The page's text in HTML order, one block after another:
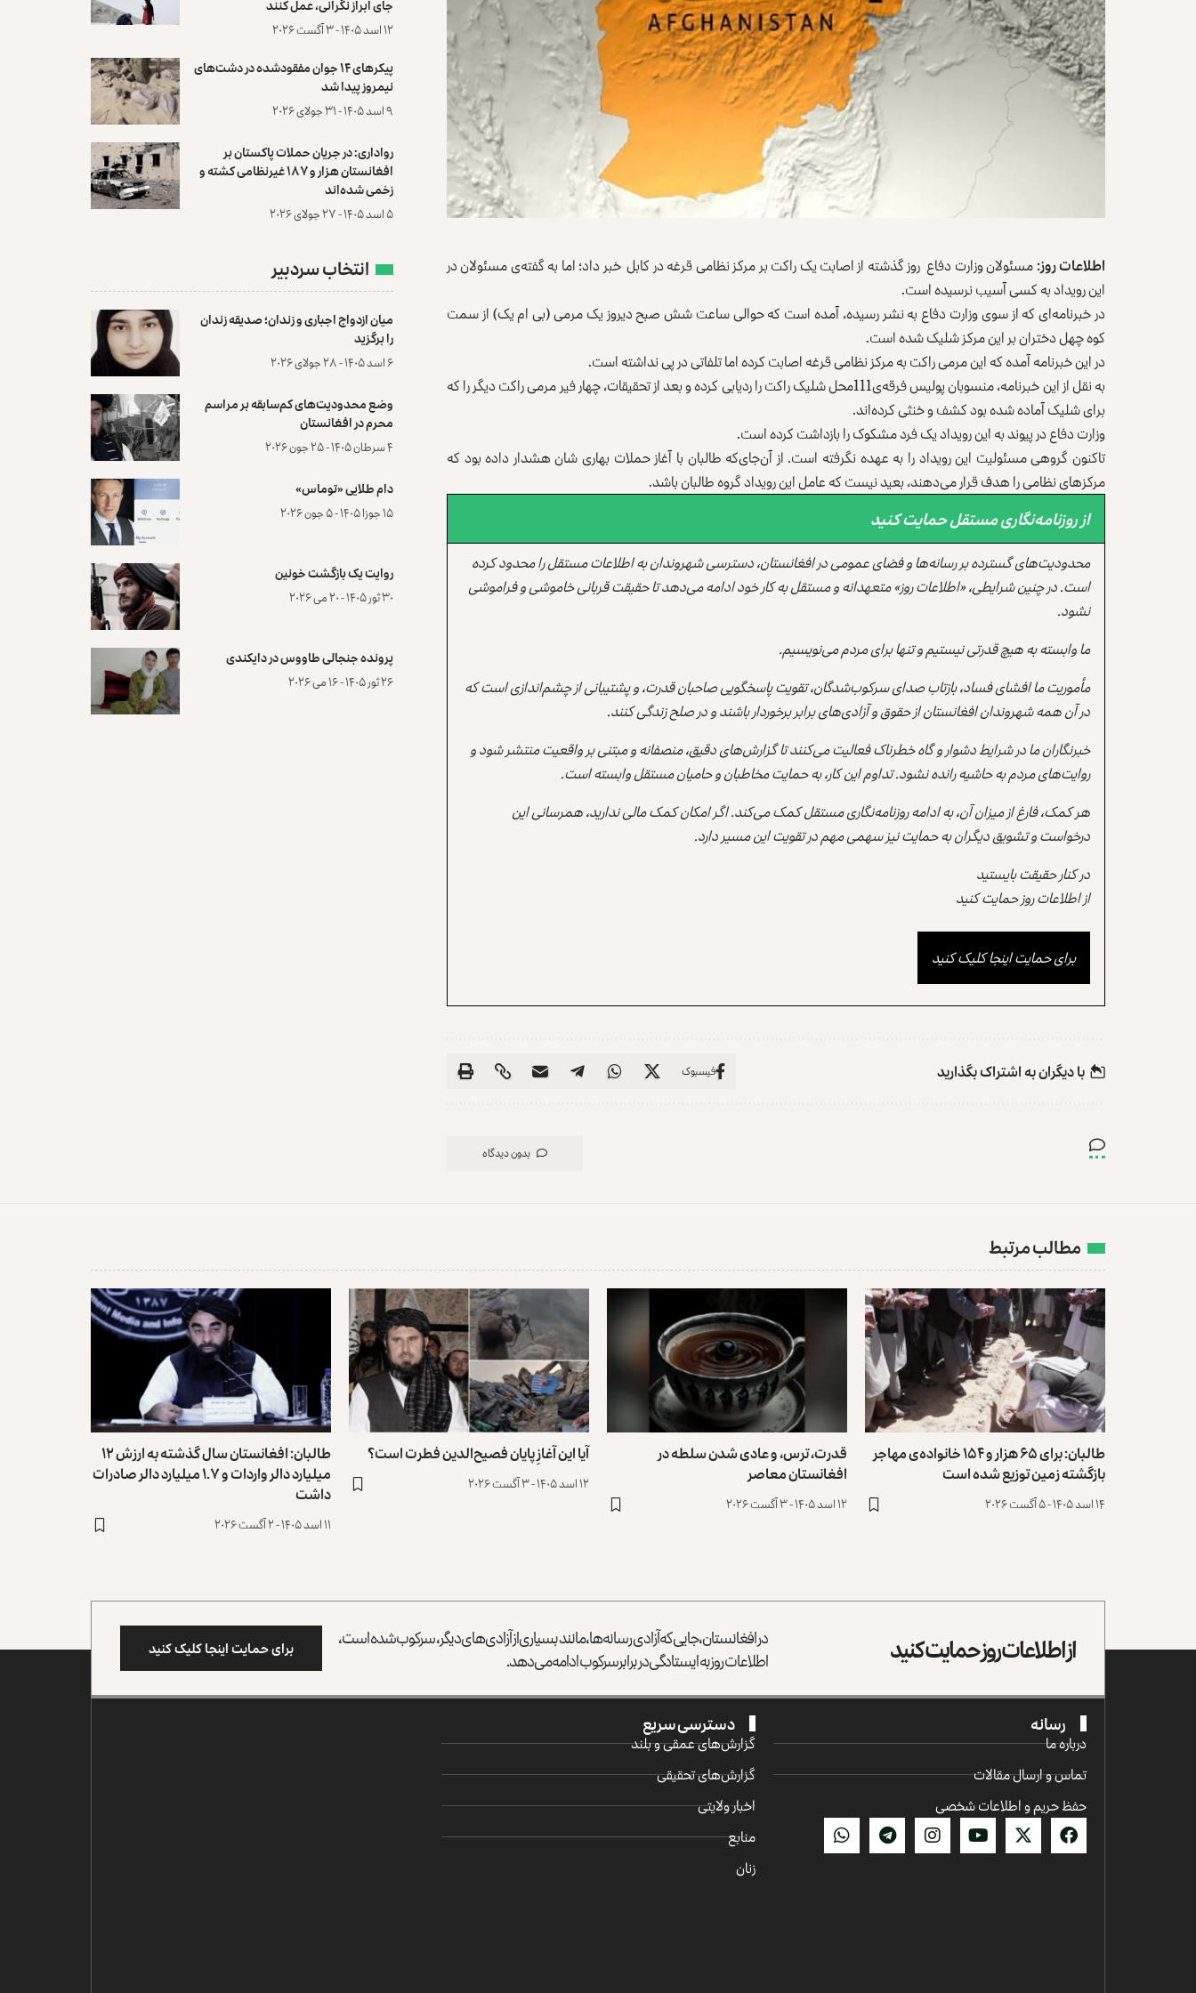
اطلاعات روز:مسئولان وزارت دفاع روز گذشته از اصابت یک راکت بر مرکز نظامی قرغه در کابل خبر داد؛ اما به گفته‌ی مسئولان در
این رویداد به کسی آسیب نرسیده است.
در خبرنامه‌ای که از سوی وزارت دفاع به نشر رسیده، آمده است که حوالی ساعت شش صبح دیروز یک مرمی (بی ام یک) از سمت
کوه چهل دختران بر این مرکز شلیک شده است.
در این خبرنامه آمده که این مرمی راکت به مرکز نظامی قرغه‌ اصابت کرده اما تلفاتی در پی نداشته است.
به نقل از این خبرنامه، منسوبان پولیس فرقه‌ی111محل شلیک راکت را ردیابی کرده و بعد از تحقیقات، چهار فیر مرمی راکت دیگر را که
برای شلیک آماده شده بود کشف و خنثی کرده‌اند.
وزارت دفاع در پیوند به این رویداد یک فرد مشکوک را بازداشت کرده است.
تاکنون گروهی مسئولیت این رویداد را به عهده نگرفته است. از آن‌جای‌که طالبان با آغاز حملات بهاری شان هشدار داده بود که
مرکزهای نظامی را هدف قرار می‌دهند، بعید نیست که عامل این رویداد گروه طالبان باشد.
از روزنامه‌نگاری مستقل حمایت کنید
محدودیت‌های گسترده بر رسانه‌ها و فضای عمومی در افغانستان، دسترسی شهروندان به اطلاعات مستقل را محدود کرده
است. در چنین شرایطی، «اطلاعات روز» متعهدانه و مستقل به کار خود ادامه می‌دهد تا حقیقت قربانی خاموشی و فراموشی
نشود.
ما وابسته به هیچ قدرتی نیستیم و تنها برای مردم می‌نویسیم.
مأموریت ما افشای فساد، بازتاب صدای سرکوب‌شدگان، تقویت پاسخگویی صاحبان قدرت، و پشتیبانی از چشم‌اندازی است که
در آن همه شهروندان افغانستان از حقوق و آزادی‌های برابر برخوردار باشند و در صلح زندگی کنند.
خبرنگاران ما در شرایط دشوار و گاه خطرناک فعالیت می‌کنند تا گزارش‌های دقیق، منصفانه و مبتنی بر واقعیت منتشر شود و
روایت‌های مردم به حاشیه رانده نشود. تداوم این کار، به حمایت مخاطبان و حامیان مستقل وابسته است.
هر کمک، فارغ از میزان آن، به ادامه روزنامه‌نگاری مستقل کمک می‌کند. اگر امکان کمک مالی ندارید، همرسانی این
درخواست و تشویق دیگران به حمایت نیز سهمی مهم در تقویت این مسیر دارد.
در کنار حقیقت بایستید
از اطلاعات روز حمایت کنید
برای حمایت اینجا کلیک کنید
با دیگران به‌‌ اشتراک بگذارید فیسبوک
بدون دیدگاه
جای ابراز نگرانی، عمل کنند
۱۲ اسد ۱۴۰۵ - ۳ آگست ۲۰۲۶
پیکرهای ۱۴ جوان مفقودشده در دشت‌های
نیمروز پیدا شد
۹ اسد ۱۴۰۵ - ۳۱ جولای ۲۰۲۶
رواداری: در جریان حملات پاکستان بر
افغانستان هزار و ۱۸۷ غیرنظامی کشته و
زخمی شده‌اند
۵ اسد ۱۴۰۵ - ۲۷ جولای ۲۰۲۶
انتخاب سردبیر
میان ازدواج اجباری و زندان؛ صدیقه زندان
را برگزید
۶ اسد ۱۴۰۵ - ۲۸ جولای ۲۰۲۶
وضع محدودیت‌های کم‌سابقه بر مراسم
محرم در افغانستان
۴ سرطان ۱۴۰۵ - ۲۵ جون ۲۰۲۶
دام طلایی «توماس»
۱۵ جوزا ۱۴۰۵ - ۵ جون ۲۰۲۶
روایت یک بازگشت خونین
۳۰ ثور ۱۴۰۵ - ۲۰ می ۲۰۲۶
پرونده‌ جنجالی طاووس در دایکندی
۲۶ ثور ۱۴۰۵ - ۱۶ می ۲۰۲۶
مطالب مرتبط
طالبان: برای ۶۵ هزار و ۱۵۴ خانواده‌ی مهاجر
بازگشته زمین توزیع ‏شده است
۱۴ اسد ۱۴۰۵ - ۵ آگست ۲۰۲۶
قدرت، ترس، و عادی ‌شدن سلطه در
افغانستان معاصر
۱۲ اسد ۱۴۰۵ - ۳ آگست ۲۰۲۶
آیا این آغازِ پایان فصیح‌الدین فطرت است؟
۱۲ اسد ۱۴۰۵ - ۳ آگست ۲۰۲۶
طالبان: افغانستان سال گذشته به ارزش ۱۲
میلیارد دالر واردات و ۱.۷ میلیارد دالر صادرات
داشت
۱۱ اسد ۱۴۰۵ - ۲ آگست ۲۰۲۶
از اطلاعات روز حمایت کنید در افغانستان، جایی که آزادی رسانه‌ها، مانند بسیاری از آزادی‌های دیگر، سرکوب شده است،
اطلاعات روز به ایستادگی در برابر سرکوب ادامه می‌دهد. برای حمایت اینجا کلیک کنید
رسانه
درباره ما
تماس و ارسال مقالات
حفظ حریم و اطلاعات شخصی
دسترسی سریع
گزارش‌‌های عمقی و بلند
گزارش‌های تحقیقی
اخبار ولایتی
منابع
زنان